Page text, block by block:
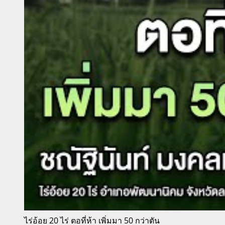
ไร่อ้อย 20 ไร่ ตอที่ห้า เพิ่มมา 50 กว่าตัน